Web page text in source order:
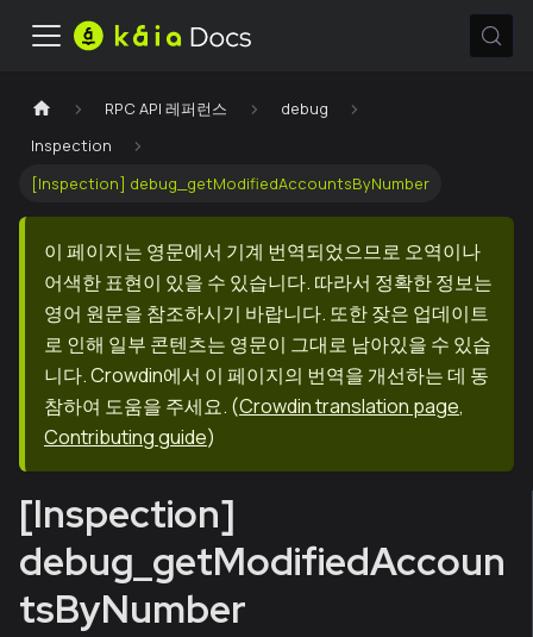
RPC API 레퍼런스
debug
Inspection
[Inspection] debug_getModifiedAccountsByNumber
이 페이지는 영문에서 기계 번역되었으므로 오역이나
어색한 표현이 있을 수 있습니다. 따라서 정확한 정보는
영어 원문을 참조하시기 바랍니다. 또한 잦은 업데이트
로 인해 일부 콘텐츠는 영문이 그대로 남아있을 수 있습
니다. Crowdin에서 이 페이지의 번역을 개선하는 데 동
참하여 도움을 주세요. (Crowdin translation page,
Contributing guide)
[Inspection]
debug_getModifiedAccoun
tsByNumber